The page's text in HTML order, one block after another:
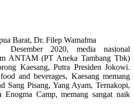
Barat, Dr. Filep Wamafma
Desember 2020, media nasional
ANTAM (PT Aneka Tambang Tbk)
Kaesang, Putra Presiden Jokowi.
and beverages, Kaesang memang
Sang Pisang, Yang Ayam, Ternakopi,
Enogma Camp, memang sangat naik